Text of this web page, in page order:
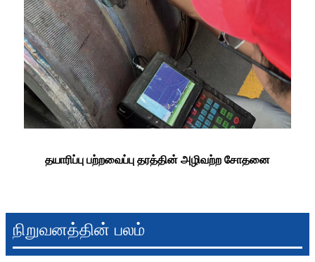
தயாரிப்பு பற்றவைப்பு தரத்தின் அழிவற்ற சோதனை
நிறுவனத்தின் பலம்